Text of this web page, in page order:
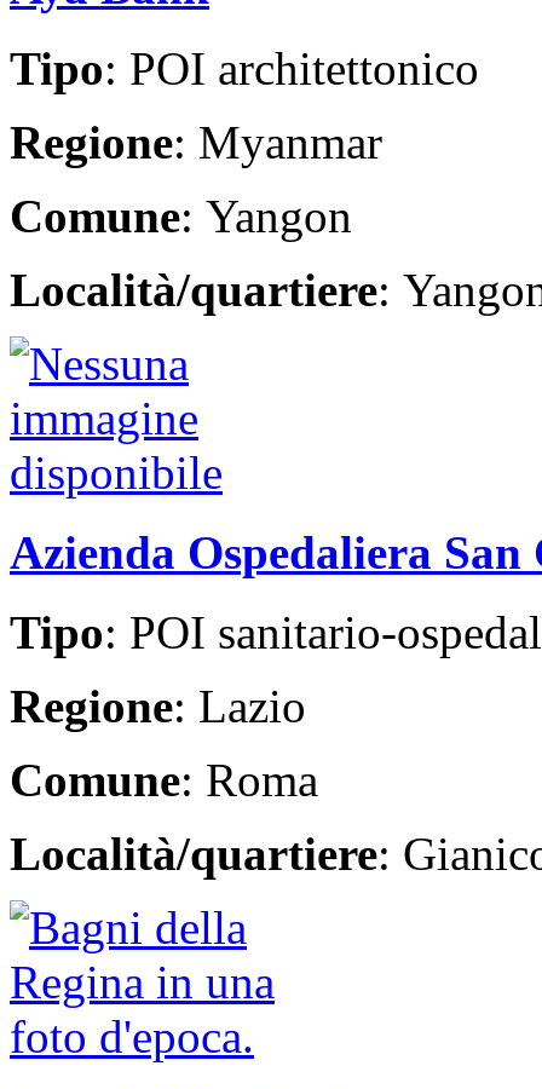
Tipo: POI architettonico
Regione: Myanmar
Comune: Yangon
Località/quartiere:
Azienda Ospedaliera
Tipo: POI sanitario-
Regione: Lazio
Comune: Roma
Località/quartiere: